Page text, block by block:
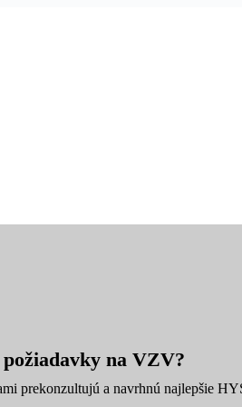
na VZV?
prekonzultujú a navrhnú najlepšie